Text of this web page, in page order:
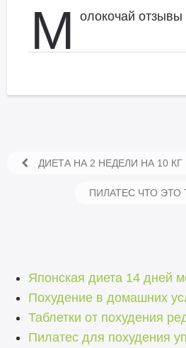
М олокочай
ДИЕТА НА 2 НЕДЕЛИ НА 10 КГ
ПИЛАТЕС ЧТО ЭТО
Японская диета 14 дней
Похудение в домашних
Таблетки от похудения
Пилатес для похудения